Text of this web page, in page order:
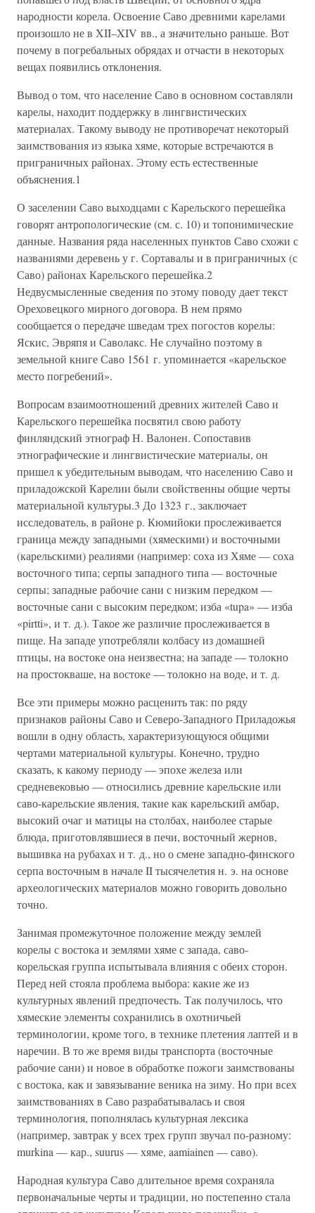
народности корела. Освоение Саво древними карелами
произошло не в XII–XIV вв., а значительно раньше. Вот
почему в погребальных обрядах и отчасти в некоторых
вещах появились отклонения.
Вывод о том, что население Саво в основном составляли
карелы, находит поддержку в лингвистических
материалах. Такому выводу не противоречат некоторый
заимствования из языка хяме, которые встречаются в
приграничных районах. Этому есть естественные
объяснения.1
О заселении Саво выходцами с Карельского перешейка
говорят антропологические (см. с. 10) и топонимические
данные. Названия ряда населенных пунктов Саво схожи с
названиями деревень у г. Сортавалы и в приграничных (с
Саво) районах Карельского перешейка.2
Недвусмысленные сведения по этому поводу дает текст
Ореховецкого мирного договора. В нем прямо
сообщается о передаче шведам трех погостов корелы:
Яскис, Эвряпя и Саволакс. Не случайно поэтому в
земельной книге Саво 1561 г. упоминается «карельское
место погребений».
Вопросам взаимоотношений древних жителей Саво и
Карельского перешейка посвятил свою работу
финляндский этнограф Н. Валонен. Сопоставив
этнографические и лингвистические материалы, он
пришел к убедительным выводам, что населению Саво и
приладожской Карелии были свойственны общие черты
материальной культуры.3 До 1323 г., заключает
исследователь, в районе р. Кюмийоки прослеживается
граница между западными (хямескими) и восточными
(карельскими) реалиями (например: соха из Хяме — соха
восточного типа; серпы западного типа — восточные
серпы; западные рабочие сани с низким передком —
восточные сани с высоким передком; изба «tupa» — изба
«pirtti», и т. д.). Такое же различие прослеживается в
пище. На западе употребляли колбасу из домашней
птицы, на востоке она неизвестна; на западе — толокно
на простокваше, на востоке — толокно на воде, и т. д.
Все эти примеры можно расценить так: по ряду
признаков районы Саво и Северо-Западного Приладожья
вошли в одну область, характеризующуюся общими
чертами материальной культуры. Конечно, трудно
сказать, к какому периоду — эпохе железа или
средневековью — относились древние карельские или
саво-карельские явления, такие как карельский амбар,
высокий очаг и матицы на столбах, наиболее старые
блюда, приготовлявшиеся в печи, восточный жернов,
вышивка на рубахах и т. д., но о смене западно-финского
серпа восточным в начале II тысячелетия н. э. на основе
археологических материалов можно говорить довольно
точно.
Занимая промежуточное положение между землей
корелы с востока и землями хяме с запада, саво-
корельская группа испытывала влияния с обеих сторон.
Перед ней стояла проблема выбора: какие же из
культурных явлений предпочесть. Так получилось, что
хямеские элементы сохранились в охотничьей
терминологии, кроме того, в технике плетения лаптей и в
наречии. В то же время виды транспорта (восточные
рабочие сани) и новое в обработке пожоги заимствованы
с востока, как и завязывание веника на зиму. Но при всех
заимствованиях в Саво разрабатывалась и своя
терминология, пополнялась культурная лексика
(например, завтрак у всех трех групп звучал по-разному:
murkina — кар., suurus — хяме, aamiainen — саво).
Народная культура Саво длительное время сохраняла
первоначальные черты и традиции, но постепенно стала